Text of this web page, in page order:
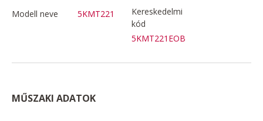
Modell neve 5KMT221
Kereskedelmi
kód
5KMT221EOB
MŰSZAKI ADATOK